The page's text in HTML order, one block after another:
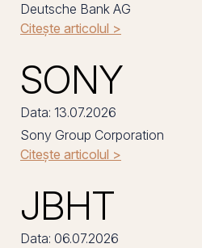
Deutsche Bank AG
Citește articolul >
SONY
Data: 13.07.2026
Sony Group Corporation
Citește articolul >
JBHT
Data: 06.07.2026